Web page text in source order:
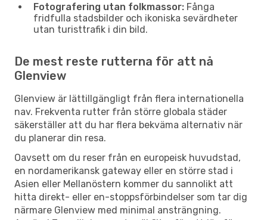
Fotografering utan folkmassor: Fånga
fridfulla stadsbilder och ikoniska sevärdheter
utan turisttrafik i din bild.
De mest reste rutterna för att nå
Glenview
Glenview är lättillgängligt från flera internationella
nav. Frekventa rutter från större globala städer
säkerställer att du har flera bekväma alternativ när
du planerar din resa.
Oavsett om du reser från en europeisk huvudstad,
en nordamerikansk gateway eller en större stad i
Asien eller Mellanöstern kommer du sannolikt att
hitta direkt- eller en-stoppsförbindelser som tar dig
närmare Glenview med minimal ansträngning.